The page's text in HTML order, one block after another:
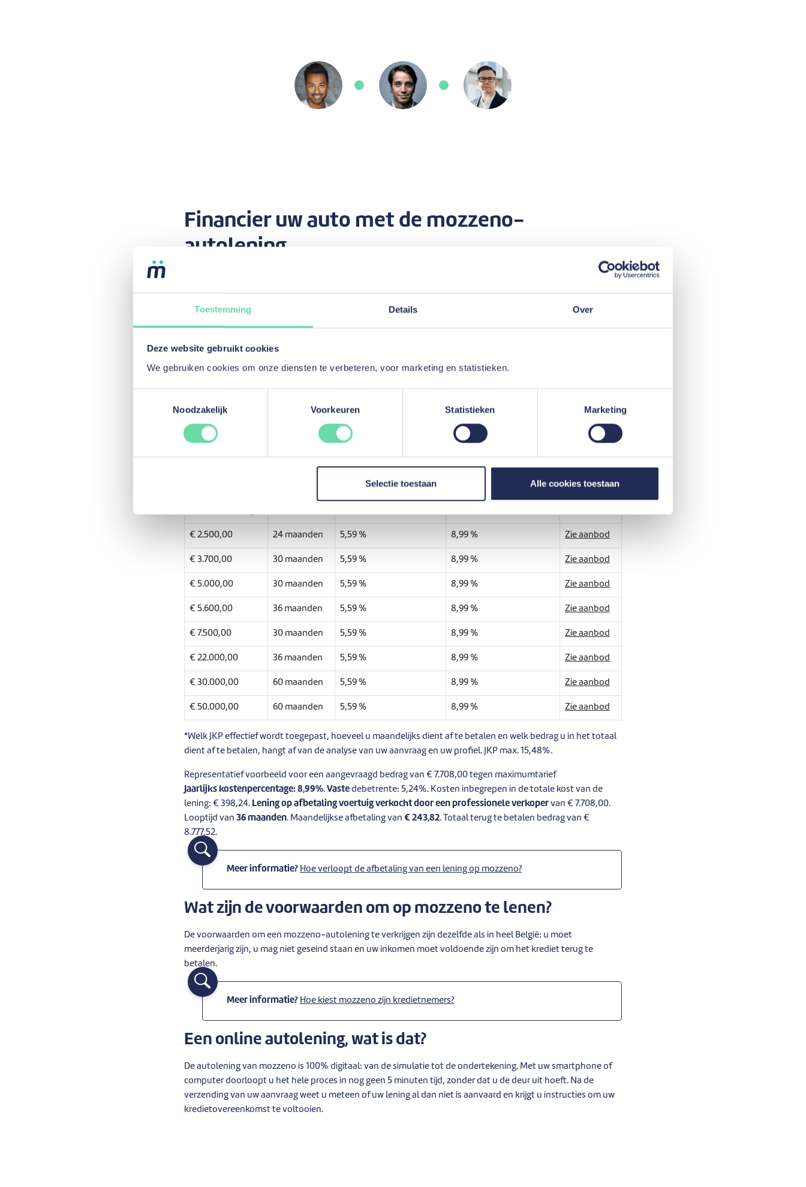
Toestemming Details Over
Deze website gebruikt cookies
We gebruiken cookies om onze diensten te verbeteren, voor marketing en statistieken.
Noodzakelijk
Voorkeuren Statistieken Marketing
Selectie toestaan Alle cookies toestaan
Financier uw auto met de mozzeno-
autolening
De mozzeno-autolening is bedoeld voortweedehands voertuigen van minder dan 5 jaar oud.
Goed om te weten:
Hoeveel kan ik lenen en op welke termijn?
U kunt op mozzeno tot 110% van de prijs van uw wagen lenen (maximaal € 50.000). De aflossingstermijn
varieert van 24 tot 60 maanden.
€ 2.500,00 24 maanden 5,59 % 8,99 % Zie aanbod
€ 3.700,00 30 maanden 5,59 % 8,99 % Zie aanbod
€ 5.000,00 30 maanden 5,59 % 8,99 % Zie aanbod
€ 5.600,00 36 maanden 5,59 % 8,99 % Zie aanbod
€ 7.500,00 30 maanden 5,59 % 8,99 % Zie aanbod
€ 22.000,00 36 maanden 5,59 % 8,99 % Zie aanbod
€ 30.000,00 60 maanden 5,59 % 8,99 % Zie aanbod
€ 50.000,00 60 maanden 5,59 % 8,99 % Zie aanbod
*Welk JKP effectief wordt toegepast, hoeveel u maandelijks dient af te betalen en welk bedrag u in het totaal
dient af te betalen, hangt af van de analyse van uw aanvraag en uw profiel. JKP max. 15,48%.
Representatief voorbeeld voor een aangevraagd bedrag van € 7.708,00 tegen maximumtarief
Jaarlijks kostenpercentage: 8,99%. Vaste debetrente: 5,24%. Kosten inbegrepen in de totale kost van de
lening: € 398,24. Lening op afbetaling voertuig verkocht door een professionele verkoper van € 7.708,00.
Looptijd van 36 maanden. Maandelijkse afbetaling van € 243,82. Totaal terug te betalen bedrag van €
8.777,52.
Meer informatie? Hoe verloopt de afbetaling van een lening op mozzeno?
Wat zijn de voorwaarden om op mozzeno te lenen?
De voorwaarden om een mozzeno-autolening te verkrijgen zijn dezelfde als in heel België: u moet
meerderjarig zijn, u mag niet geseind staan en uw inkomen moet voldoende zijn om het krediet terug te
betalen.
Meer informatie? Hoe kiest mozzeno zijn kredietnemers?
Een online autolening, wat is dat?
De autolening van mozzeno is 100% digitaal: van de simulatie tot de ondertekening. Met uw smartphone of
computer doorloopt u het hele proces in nog geen 5 minuten tijd, zonder dat u de deur uit hoeft. Na de
verzending van uw aanvraag weet u meteen of uw lening al dan niet is aanvaard en krijgt u instructies om uw
kredietovereenkomst te voltooien.